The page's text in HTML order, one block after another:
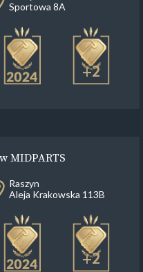
Sportowa 8A
+2
MIDPARTS
Raszyn
Aleja Krakowska 113B
+2